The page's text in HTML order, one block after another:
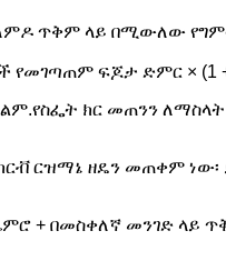
ጥቅም ላይ በሚውለው
የመገጣጠም ፍጆታ ድምር × (1
ክር መጠንን
ርዝማኔ ዘዴን መጠቀም
+ በመስቀለኛ መንገድ ላይ